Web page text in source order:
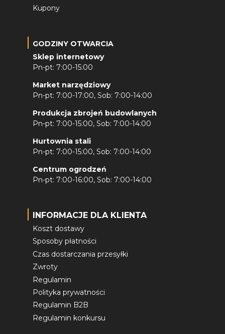
Kupony
GODZINY OTWARCIA
Sklep internetowy
Pn-pt: 7:00-15:00
Market narzędziowy
Pn-pt: 7:00-17:00, Sob: 7:00-14:00
Produkcja zbrojeń budowlanych
Pn-pt: 7:00-15:00, Sob: 7:00-14:00
Hurtownia stali
Pn-pt: 7:00-15:00, Sob: 7:00-14:00
Centrum ogrodzeń
Pn-pt: 7:00-16:00, Sob: 7:00-14:00
INFORMACJE DLA KLIENTA
Koszt dostawy
Sposoby płatności
Czas dostarczania przesyłki
Zwroty
Regulamin
Polityka prywatności
Regulamin B2B
Regulamin konkursu